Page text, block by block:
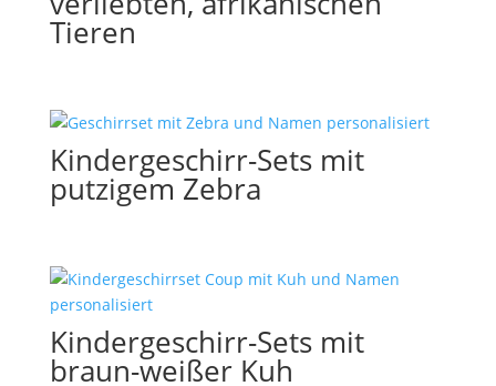
Tieren
Kindergeschirr-Sets mit
putzigem Zebra
Kindergeschirr-Sets mit
braun-weißer Kuh